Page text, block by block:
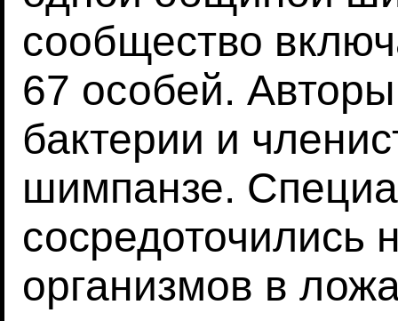
сообщество
67 особей.
бактерии и
шимпанзе.
сосредоточились
организмов в